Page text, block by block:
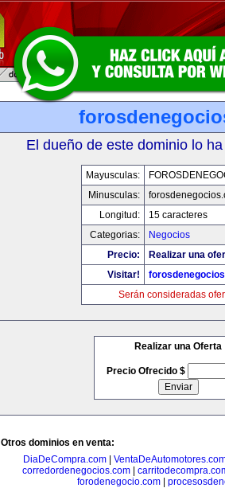
El dueño de este dominio lo
Mayusculas:
Minusculas:
Longitud:
15 caracteres
Categorias:
Negocios
Precio:
Realizar una
Visitar!
Serán consideradas
Realizar una Oferta
Precio Ofrecido $
Otros dominios en venta:
DiaDeCompra.com|
corredordenegocios.com
forodenegocio.com